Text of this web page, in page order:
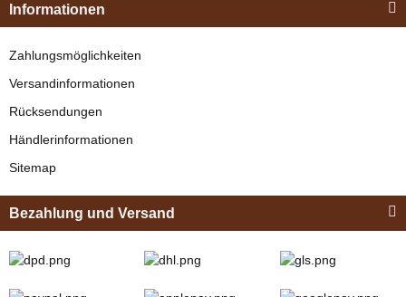
Informationen
Zahlungsmöglichkeiten
Versandinformationen
Rücksendungen
Händlerinformationen
Sitemap
Bezahlung und Versand